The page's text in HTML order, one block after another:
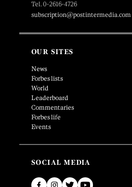
Tel. 0-2616-4726
subscription@postintermedia.com
OUR SITES
News
Forbes lists
World
Leaderboard
Commentaries
Forbes life
Events
SOCIAL MEDIA